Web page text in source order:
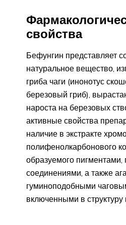
свойства
Бефунгин представляет
натуральное вещество,
гриба чаги (инонотус
березовый гриб),
нароста на березовых
активные свойства
наличие в экстракте
полифенолкарбонового
образуемого
соединениями, а также
гуминоподобными
включенными в структуру